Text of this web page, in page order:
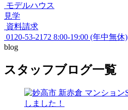
モデルハウス
見学
資料請求
0120-53-2172 8:00-19:00 (年中無休)
blog
スタッフブログ一覧